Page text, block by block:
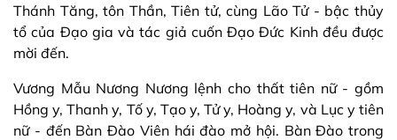
Thánh Tăng, tôn Thần, Tiên tử, cùng Lão Tử - bậc thủy
tổ của Đạo gia và tác giả cuốn Đạo Đức Kinh đều được
mời đến.
Vương Mẫu Nương Nương lệnh cho thất tiên nữ - gồm
Hồng y, Thanh y, Tố y, Tạo y, Tử y, Hoàng y, và Lục y tiên
nữ - đến Bàn Đào Viên hái đào mở hội. Bàn Đào trong